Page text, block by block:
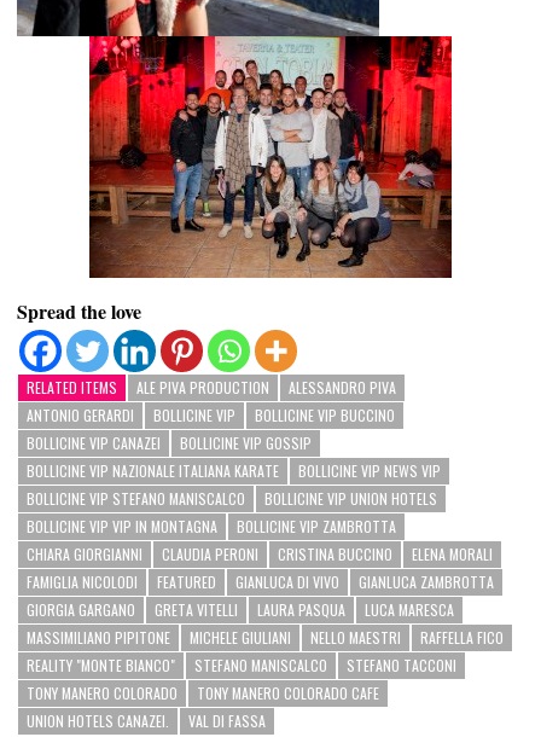
Spread the love
RELATED ITEMS ALE PIVA PRODUCTION
ALESSANDRO PIVA
ANTONIO GERARDI
BOLLICINE VIP
BOLLICINE VIP BUCCINO
BOLLICINE VIP CANAZEI
BOLLICINE VIP GOSSIP
BOLLICINE VIP NAZIONALE ITALIANA KARATE
BOLLICINE VIP NEWS VIP
BOLLICINE VIP STEFANO MANISCALCO
BOLLICINE VIP UNION HOTELS
BOLLICINE VIP VIP IN MONTAGNA
BOLLICINE VIP ZAMBROTTA
CHIARA GIORGIANNI
CLAUDIA PERONI CRISTINA BUCCINO
ELENA MORALI
FAMIGLIA NICOLODI
FEATURED GIANLUCA DI VIVO
GIANLUCA ZAMBROTTA
GIORGIA GARGANO
GRETA VITELLI LAURA PASQUA
LUCA MARESCA
MASSIMILIANO PIPITONE
MICHELE GIULIANI NELLO MAESTRI
RAFFELLA FICO
REALITY "MONTE BIANCO"
STEFANO MANISCALCO
STEFANO TACCONI
TONY MANERO COLORADO
TONY MANERO COLORADO CAFE
UNION HOTELS CANAZEI.
VAL DI FASSA